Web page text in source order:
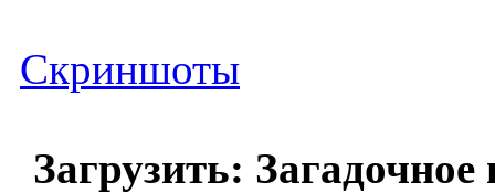
Скриншоты
Загрузить: